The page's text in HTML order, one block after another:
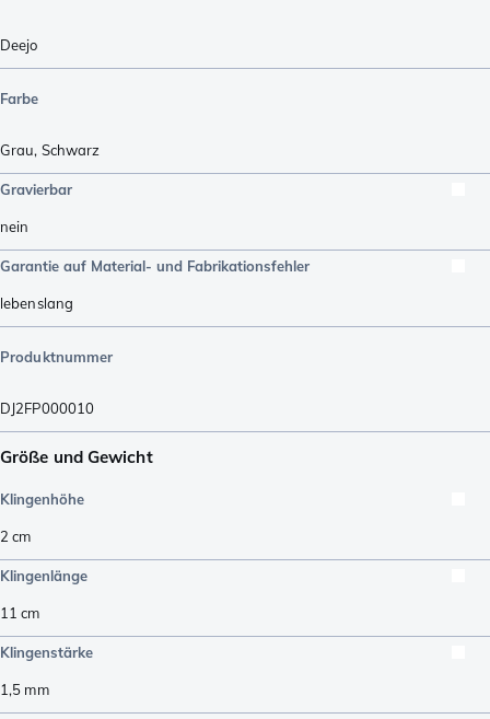
Deejo
Farbe
Grau, Schwarz
Gravierbar
nein
Garantie auf Material- und Fabrikationsfehler
lebenslang
Produktnummer
DJ2FP000010
Größe und Gewicht
Klingenhöhe
2 cm
Klingenlänge
11 cm
Klingenstärke
1,5 mm